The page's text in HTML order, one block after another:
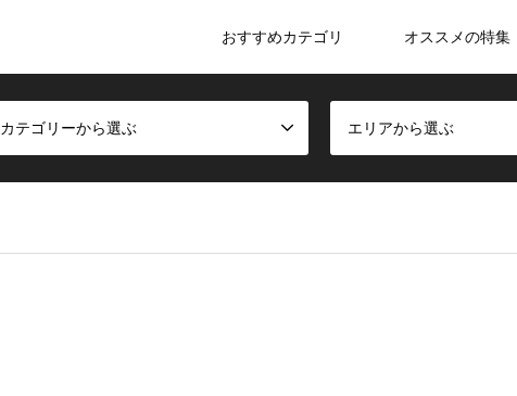
おすすめカテゴリ オススメの特集
カテゴリーから選ぶ エリアから選ぶ